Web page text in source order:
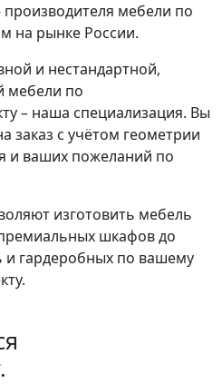
мебели по
на рынке России.
и нестандартной,
мебели по
– наша специализация. Вы
заказ с учётом геометрии
и ваших пожеланий по
изготовить мебель
шкафов до
и гардеробных по вашему